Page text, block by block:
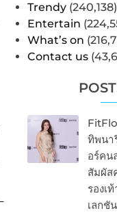
Trendy (240,138)
Entertain
What’s on
Contact us
ทิพนา
อร์คน
สัมผัส
รองเ
เลกชั